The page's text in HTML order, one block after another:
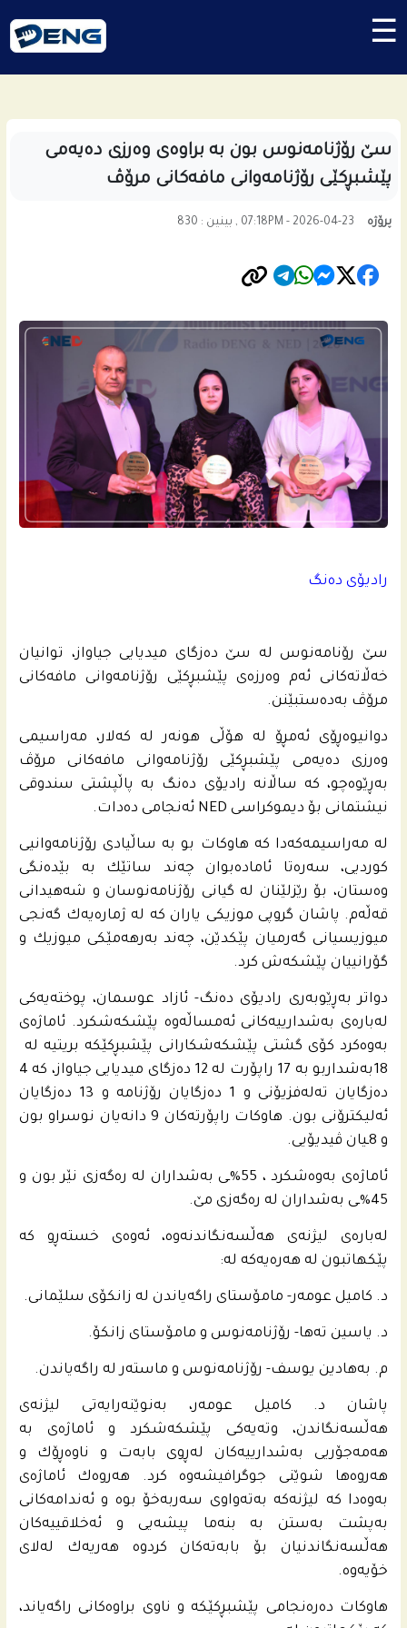
☰
سێ رۆژنامه‌نوس بون به‌ براوه‌ى وه‌رزی ده‌یه‌مى
پێشبڕكێی رۆژنامه‌وانی مافه‌كانى مرۆڤ
پرۆژە 07:18PM - 2026-04-23 , بینین : 830
رادیۆی ده‌نگ
سێ رۆنامه‌نوس له‌ سێ ده‌زگاى میدیایی جیاواز، توانیان
خه‌ڵاته‌كانى ئه‌م وه‌رزه‌ى پێشبڕكێی رۆژنامه‌وانى مافه‌كانى
مرۆڤ به‌ده‌ستبێنن.
دوانیوه‌ڕۆی ئه‌مڕۆ له‌ هۆڵی هونه‌ر له‌ كه‌لار، مه‌راسیمی
وه‌رزی ده‌یه‌مى پێشبڕكێی رۆژنامه‌وانی مافه‌كانى مرۆڤ
به‌ڕێوه‌چو، كه‌ ساڵانه‌ رادیۆی ده‌نگ به‌ پاڵپشتی سندوقی
نیشتمانى بۆ دیموكراسی NED ئه‌نجامی ده‌دات.
له‌ مه‌راسیمه‌كه‌دا كه‌ هاوكات بو به‌ ساڵیادی رۆژنامه‌وانیی
كوردیی، سه‌ره‌تا ئاماده‌بوان چه‌ند ساتێك به‌ بێده‌نگی
وه‌ستان، بۆ رێزلێنان له‌ گیانى رۆژنامه‌نوسان و شه‌هیدانى
قه‌ڵه‌م. پاشان گروپی موزیكی یاران كه‌ له‌ ژماره‌یه‌ك گه‌نجى
میوزیسیانی گه‌رمیان پێكدێن، چه‌ند به‌رهه‌مێكى میوزیك و
گۆرانییان پێشكه‌ش كرد.
دواتر به‌ڕێوبه‌رى رادیۆی ده‌نگ- ئازاد عوسمان، پوخته‌یه‌كى
له‌باره‌ى به‌شدارییه‌كانى ئه‌مساڵه‌وه‌ پێشكه‌شكرد. ئاماژه‌ى
به‌وه‌كرد کۆی گشتی پێشکەشکارانی پێشبڕکێكه‌ بریتیە لە
18بەشداربو به 17 راپۆرت له‌ 12 دەزگای میدیایی جیاواز، كه‌ 4
ده‌زگایان ته‌له‌فزیۆنى و 1 ده‌زگایان رۆژنامه‌ و 13 ده‌زگایان
ئه‌لیكترۆنی بون. هاوكات راپۆرته‌كان 9 دانه‌یان نوسراو بون
و 8ـیان ڤیدیۆیی.
ئاماژه‌ى به‌وه‌شكرد ، 55%ـى به‌شداران له‌ ره‌گه‌زی نێر بون و
45%ـى به‌شداران له‌ ره‌گه‌زی مێ.
له‌باره‌ى لیژنه‌ى هه‌ڵسه‌نگاندنه‌وه‌، ئه‌وه‌ى خسته‌ڕو كه‌
پێكهاتبون له‌ هه‌ره‌یه‌كه‌ له‌:
د. كامیل عومه‌ر- مامۆستای راگه‌یاندن له‌ زانكۆی سلێمانى.
د. یاسین ته‌ها- رۆژنامه‌نوس و مامۆستای زانكۆ.
م. به‌هادین یوسف- رۆژنامه‌نوس و ماسته‌ر له‌ راگه‌یاندن.
پاشان د. كامیل عومه‌ر، به‌نوێنه‌رایه‌تى لیژنه‌ى
هه‌ڵسه‌نگاندن، وته‌یه‌كى پێشكه‌شكرد و ئاماژه‌ى به‌
هه‌مه‌جۆریی به‌شدارییه‌كان له‌ڕوى بابه‌ت و ناوه‌ڕۆك و
هه‌روه‌ها شوێنى جوگرافیشه‌وه‌ كرد. هه‌روه‌ك ئاماژه‌ى
به‌وه‌دا كه‌ لیژنه‌كه‌ به‌ته‌واوى سه‌ربه‌خۆ بوه‌ و ئه‌ندامه‌كانى
به‌پشت به‌ستن به‌ بنه‌ما پیشه‌یی و ئه‌خلاقییه‌كان
هه‌ڵسه‌نگاندنیان بۆ بابه‌ته‌كان كردوه‌ هه‌ریه‌ك له‌لای
خۆیه‌وه‌.
هاوكات ده‌ره‌نجامى پێشبڕكێكه‌ و ناوى براوه‌كانى راگه‌یاند،